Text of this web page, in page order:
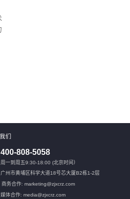
们
400-808-5058
周一到周五9:30-18:00 (北京时间）
广州市黄埔区科学大道18号芯大厦B2栋1-2层
商务合作: marketing@zjxcrz.com
媒体合作: media@zjxcrz.com